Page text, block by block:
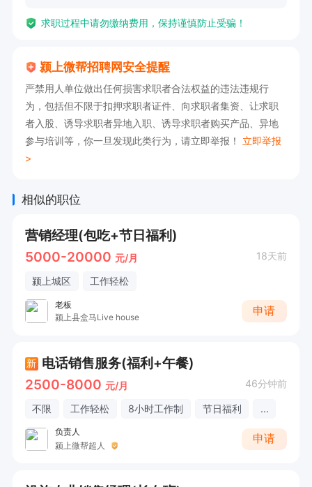
求职过程中请勿缴纳费用，保持谨慎防止受骗！
颍上微帮招聘网安全提醒
严禁用人单位做出任何损害求职者合法权益的违法违规行
为，包括但不限于扣押求职者证件、向求职者集资、让求职
者入股、诱导求职者异地入职、诱导求职者购买产品、异地
参与培训等，你一旦发现此类行为，请立即举报！ 立即举报
>
相似的职位
营销经理(包吃+节日福利)
5000-20000 元/月 18天前
颍上城区 工作轻松
老板
颍上县盒马Live house
申请
新 电话销售服务(福利+午餐)
2500-8000 元/月 46分钟前
不限 工作轻松 8小时工作制 节日福利 ...
负责人
颍上微帮超人
申请